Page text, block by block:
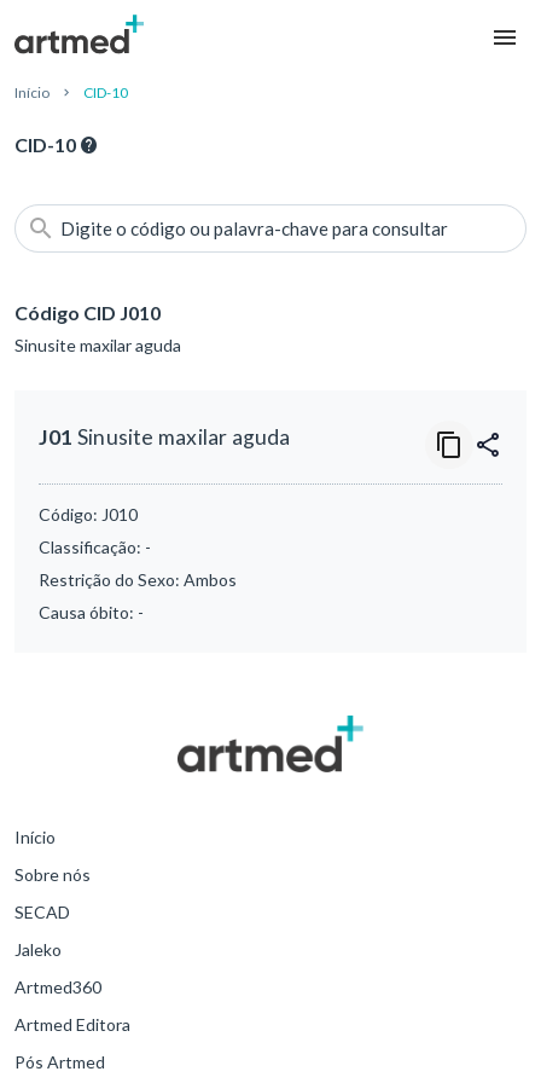
Início CID-10
CID-10
Digite o código ou palavra-chave para consultar
Código CID J010
Sinusite maxilar aguda
J01 Sinusite maxilar aguda
Código: J010
Classificação: -
Restrição do Sexo: Ambos
Causa óbito: -
Início
Sobre nós
SECAD
Jaleko
Artmed360
Artmed Editora
Pós Artmed